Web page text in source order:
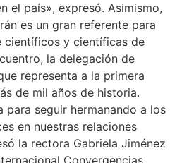
el país», expresó. Asimismo,
es un gran referente para
científicos y científicas de
la delegación de
representa a la primera
de mil años de historia.
para seguir hermanando a los
en nuestras relaciones
la rectora Gabriela Jiménez